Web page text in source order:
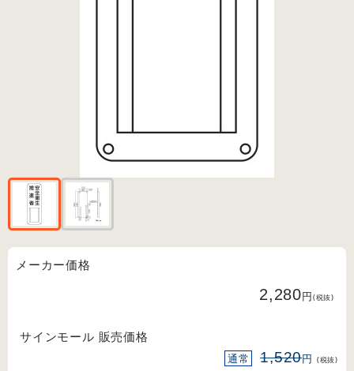
メーカー価格
2,280円(税抜)
サインモール 販売価格
通常 1,520円 (税抜)